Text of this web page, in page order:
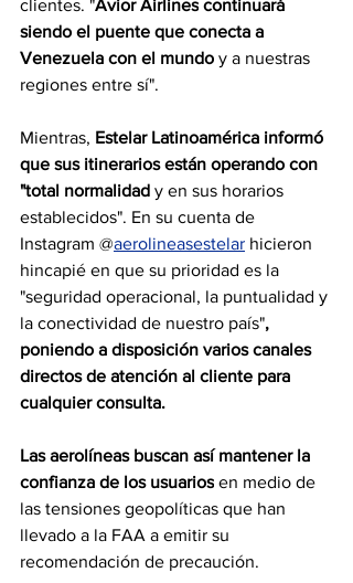
clientes. "Avior Airlines continuará
siendo el puente que conecta a
Venezuela con el mundo y a nuestras
regiones entre sí".
Mientras, Estelar Latinoamérica informó
que sus itinerarios están operando con
"total normalidad y en sus horarios
establecidos". En su cuenta de
Instagram @aerolineasestelar hicieron
hincapié en que su prioridad es la
"seguridad operacional, la puntualidad y
la conectividad de nuestro país",
poniendo a disposición varios canales
directos de atención al cliente para
cualquier consulta.
Las aerolíneas buscan así mantener la
confianza de los usuarios en medio de
las tensiones geopolíticas que han
llevado a la FAA a emitir su
recomendación de precaución.